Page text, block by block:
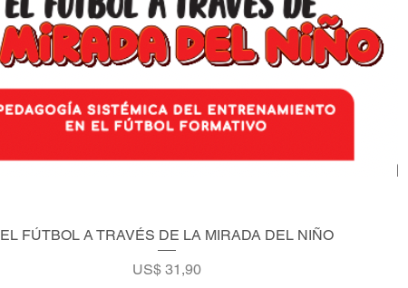
Vista rápida
EL FÚTBOL A TRAVÉS DE LA MIRADA DEL NIÑO
Precio
US$ 31,90